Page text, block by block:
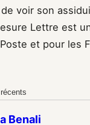
voir son
Lettre est
et pour les
Benali